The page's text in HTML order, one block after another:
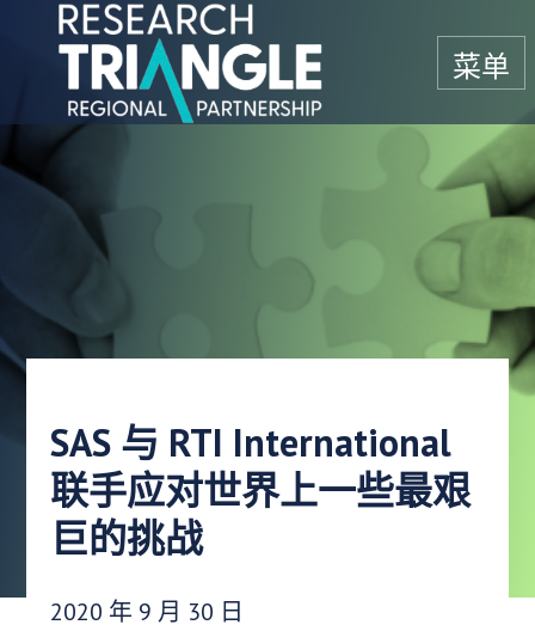
跳至内容
菜单
SAS 与 RTI International
联手应对世界上一些最艰
巨的挑战
发布日期：
2020 年 9 月 30 日